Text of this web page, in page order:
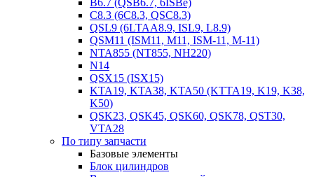
B6.7 (QSB6.7, 6ISBe)
C8.3 (6C8.3, QSC8.3)
QSL9 (6LTAA8.9, ISL9, L8.9)
QSM11 (ISM11, M11, ISM-11, M-11)
NTA855 (NT855, NH220)
N14
QSX15 (ISX15)
KTA19, KTA38, KTA50 (KTTA19, K19, K38,
K50)
QSK23, QSK45, QSK60, QSK78, QST30,
VTA28
По типу запчасти
Базовые элементы
Блок цилиндров